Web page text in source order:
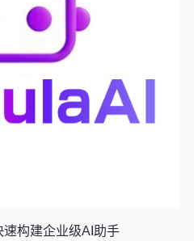
构建企业级AI助手